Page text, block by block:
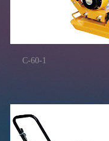
C-60-1